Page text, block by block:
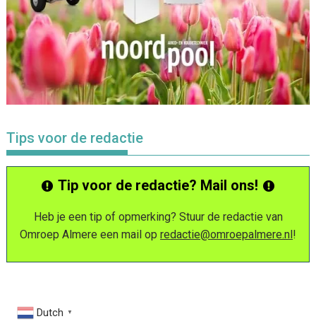
Tips voor de redactie
Tip voor de redactie? Mail ons!
Heb je een tip of opmerking? Stuur de redactie van
Omroep Almere een mail op redactie@omroepalmere.nl!
Dutch ▼